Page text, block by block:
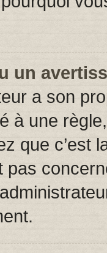
un
a son
à une
que c’est
pas